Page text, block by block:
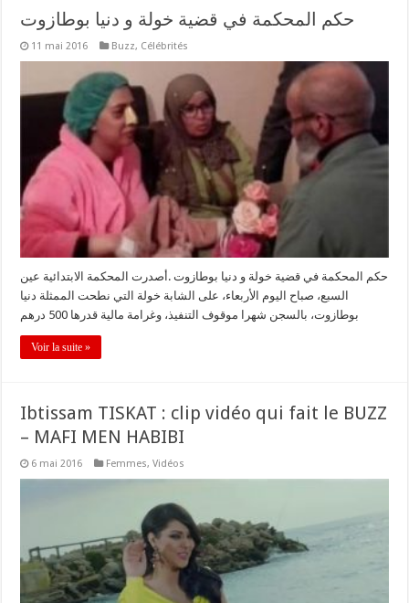
حكم المحكمة في قضية خولة و دنيا بوطازوت
11 mai 2016 Buzz, Célébrités
حكم المحكمة في قضية خولة و دنيا بوطازوت .أصدرت المحكمة الابتدائية عين
السبع، صباح اليوم الأربعاء، على الشابة خولة التي نطحت الممثلة دنيا
بوطازوت، بالسجن شهرا موقوف التنفيذ، وغرامة مالية قدرها 500 درهم
Voir la suite »
Ibtissam TISKAT : clip vidéo qui fait le BUZZ
– MAFI MEN HABIBI
6 mai 2016 Femmes,Vidéos